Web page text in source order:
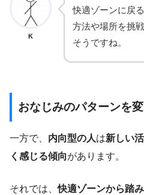
K
快適ゾーンに戻
方法や場所を挑
そうですね。
おなじみのパターンを
一方で、 内向型の人は新しい
く感じる傾向があります。
それでは、快適ゾーンから踏